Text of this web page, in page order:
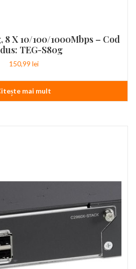
8 X 10/100/1000Mbps – Cod
TEG-S80g
150,99 lei
mai mult